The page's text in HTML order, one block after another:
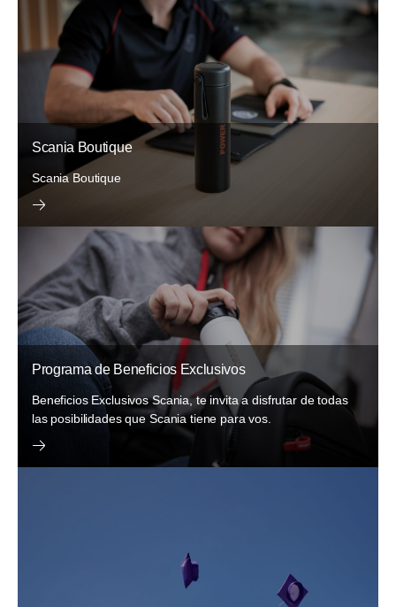
Scania Boutique
Scania Boutique
Programa de Beneficios Exclusivos
Beneficios Exclusivos Scania, te invita a disfrutar de todas
las posibilidades que Scania tiene para vos.